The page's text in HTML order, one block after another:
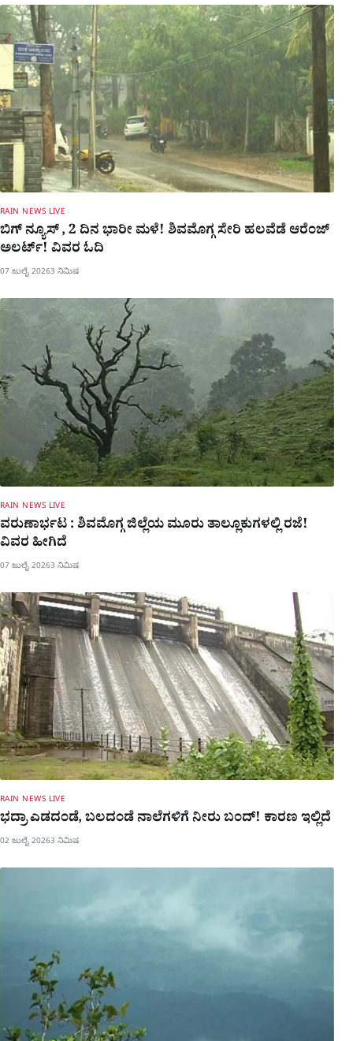
RAIN NEWS LIVE
ಬಿಗ್​ ನ್ಯೂಸ್​ , 2 ದಿನ ಭಾರೀ ಮಳೆ! ಶಿವಮೊಗ್ಗ ಸೇರಿ ಹಲವೆಡೆ ಆರೆಂಜ್
ಅಲರ್ಟ್! ವಿವರ ಓದಿ
07 ಜುಲೈ 20263 ನಿಮಿಷ
RAIN NEWS LIVE
ವರುಣಾರ್ಭಟ : ಶಿವಮೊಗ್ಗ ಜಿಲ್ಲೆಯ ಮೂರು ತಾಲ್ಲೂಕುಗಳಲ್ಲಿ ರಜೆ!
ವಿವರ ಹೀಗಿದೆ
07 ಜುಲೈ 20263 ನಿಮಿಷ
RAIN NEWS LIVE
ಭದ್ರಾ ಎಡದಂಡೆ, ಬಲದಂಡೆ ನಾಲೆಗಳಿಗೆ ನೀರು ಬಂದ್! ಕಾರಣ ಇಲ್ಲಿದೆ
02 ಜುಲೈ 20263 ನಿಮಿಷ